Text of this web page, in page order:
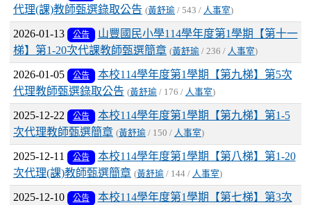
代理(課)教師甄選錄取公告 (黃舒瑜 / 543 / 人事室)
2026-01-13 公告
山豐國民小學114學年度第1學期【第十一
梯】第1-20次代課教師甄選簡章 (黃舒瑜 / 236 / 人事室)
2026-01-05 公告
本校114學年度第1學期【第九梯】第5次
代理教師甄選錄取公告 (黃舒瑜 / 176 / 人事室)
2025-12-22 公告
本校114學年度第1學期【第九梯】第1-5
次代理教師甄選簡章 (黃舒瑜 / 150 / 人事室)
2025-12-11 公告
本校114學年度第1學期【第八梯】第1-20
次代理(課)教師甄選簡章 (黃舒瑜 / 144 / 人事室)
2025-12-10 公告
本校114學年度第1學期【第七梯】第3次